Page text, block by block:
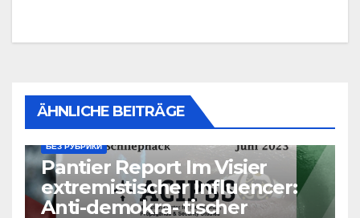
ÄHNLICHE BEITRÄGE
БЕЗ РУБРИКИ
Pantier Report Im Visier
extremistischer Influencer:
Anti-demokra- tischer